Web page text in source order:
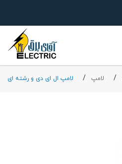
لامپ لامپ ال ای دی و رشته ای